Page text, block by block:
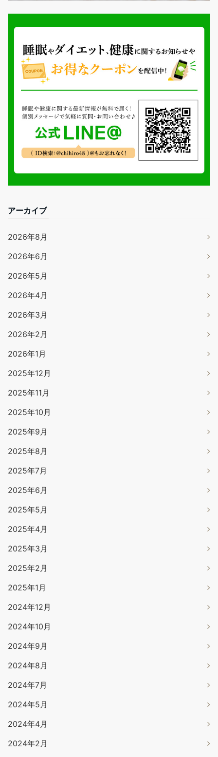
アーカイブ
2026年8月
2026年6月
2026年5月
2026年4月
2026年3月
2026年2月
2026年1月
2025年12月
2025年11月
2025年10月
2025年9月
2025年8月
2025年7月
2025年6月
2025年5月
2025年4月
2025年3月
2025年2月
2025年1月
2024年12月
2024年10月
2024年9月
2024年8月
2024年7月
2024年5月
2024年4月
2024年2月